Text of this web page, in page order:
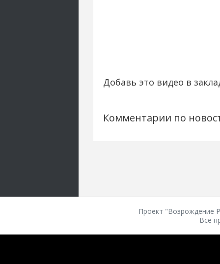
Добавь это видео в
Комментарии по
Проект "Возрождение
Все